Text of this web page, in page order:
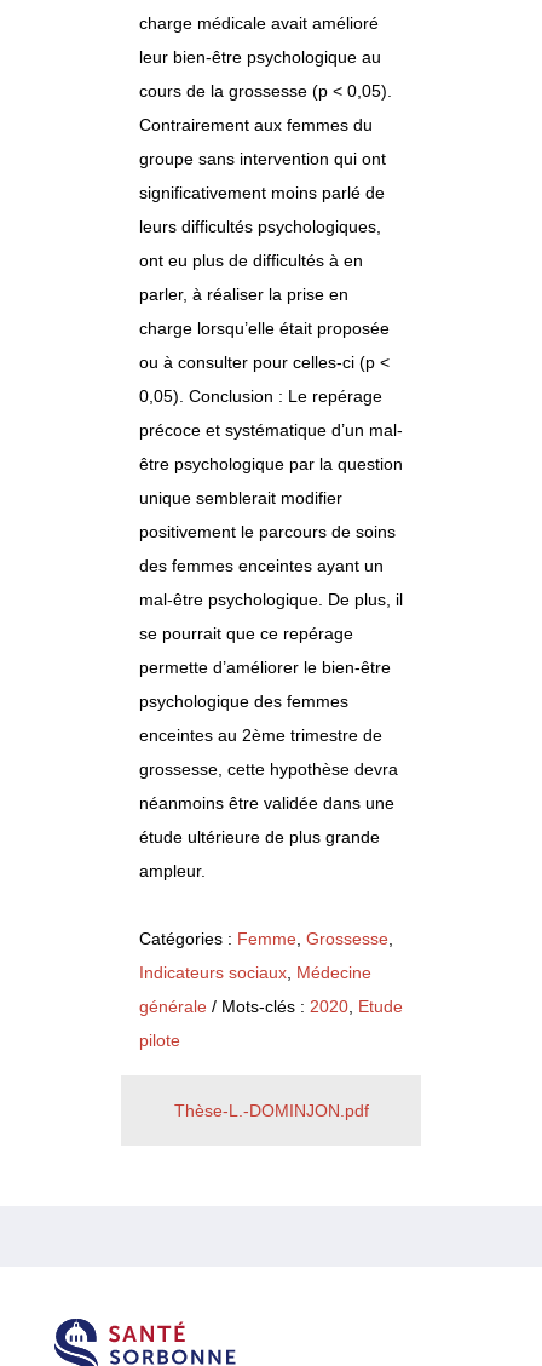
charge médicale avait amélioré
leur bien-être psychologique au
cours de la grossesse (p < 0,05).
Contrairement aux femmes du
groupe sans intervention qui ont
significativement moins parlé de
leurs difficultés psychologiques,
ont eu plus de difficultés à en
parler, à réaliser la prise en
charge lorsqu’elle était proposée
ou à consulter pour celles-ci (p <
0,05). Conclusion : Le repérage
précoce et systématique d’un mal-
être psychologique par la question
unique semblerait modifier
positivement le parcours de soins
des femmes enceintes ayant un
mal-être psychologique. De plus, il
se pourrait que ce repérage
permette d’améliorer le bien-être
psychologique des femmes
enceintes au 2ème trimestre de
grossesse, cette hypothèse devra
néanmoins être validée dans une
étude ultérieure de plus grande
ampleur.
Catégories : Femme Grossesse
Indicateurs sociaux Médecine
générale / Mots-clés : 2020 Etude
pilote
Thèse-L.-DOMINJON.pdf